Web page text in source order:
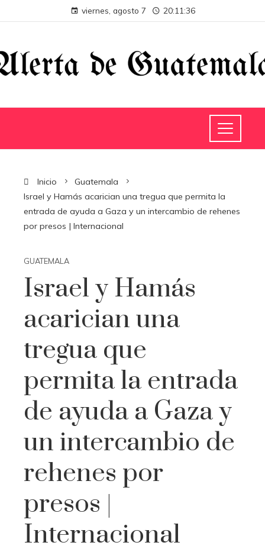
viernes, agosto 7 20:11:37
Inicio
Guatemala
Israel y Hamás acarician una tregua que permita la
entrada de ayuda a Gaza y un intercambio de rehenes
por presos | Internacional
GUATEMALA
Israel y Hamás
acarician una
tregua que
permita la entrada
de ayuda a Gaza y
un intercambio de
rehenes por
presos |
Internacional